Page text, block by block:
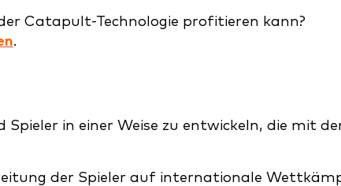
Catapult-Technologie profitieren kann?
.
Spieler in einer Weise zu entwickeln, die mit
der Spieler auf internationale